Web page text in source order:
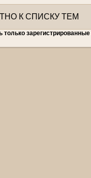
К СПИСКУ ТЕМ
только